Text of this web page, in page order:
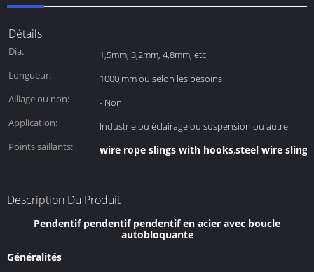
Détails
Dia.
1,5mm, 3,2mm, 4,8mm, etc.
Longueur:
1000 mm ou selon les besoins
Alliage ou non:
- Non.
Application:
Industrie ou éclairage ou suspension ou autre
Points saillants:
wire rope slings with hooks,steel wire sling
Description Du Produit
Pendentif pendentif pendentif en acier avec boucle
autobloquante
Généralités